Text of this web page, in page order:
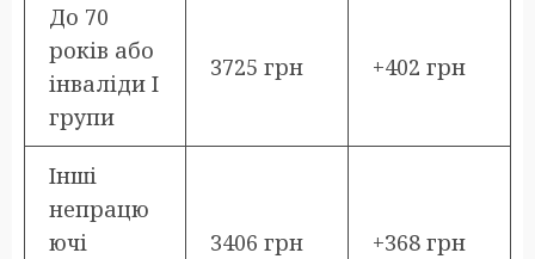
До 70
років або
інваліди І
групи
3725 грн +402 грн
Інші
непрацю
ючі
3406 грн +368 грн